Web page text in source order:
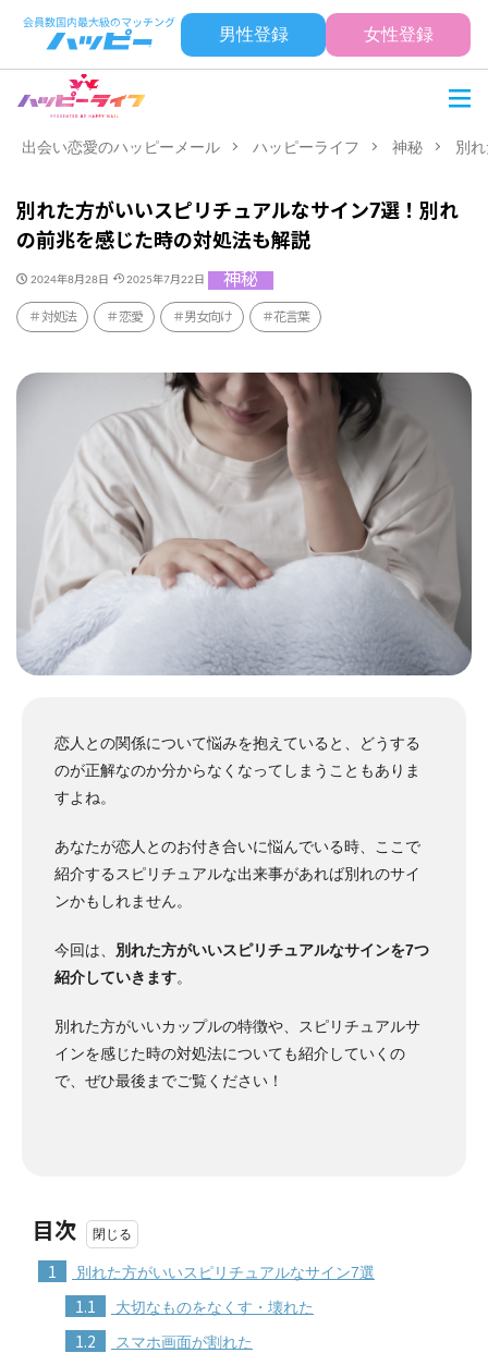
男性登録 女性登録
出会い恋愛のハッピーメール ハッピーライフ 神秘 別
別れた方がいいスピリチュアルなサイン7選！別れ
の前兆を感じた時の対処法も解説
2024年8月28日 2025年7月22日 神秘
対処法 恋愛 男女向け 花言葉
恋人との関係について悩みを抱えていると、どうする
のが正解なのか分からなくなってしまうこともありま
すよね。
あなたが恋人とのお付き合いに悩んでいる時、ここで
紹介するスピリチュアルな出来事があれば別れのサイ
ンかもしれません。
今回は、 別れた方がいいスピリチュアルなサインを7つ
紹介していきます。
別れた方がいいカップルの特徴や、スピリチュアルサ
インを感じた時の対処法についても紹介していくの
で、ぜひ最後までご覧ください！
目次
1 別れた方がいいスピリチュアルなサイン7選
1.1 大切なものをなくす・壊れた
1.2 スマホ画面が割れた